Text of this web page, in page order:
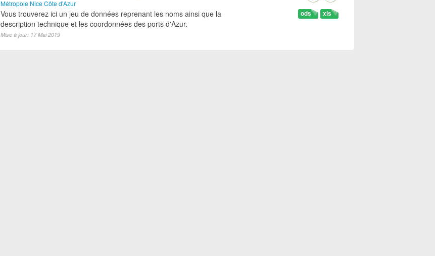
Métropole Nice Côte d'Azur
xls
ods
Vous trouverez ici un jeu de données reprenant les noms ainsi que la
description technique et les coordonnées des ports d'Azur.
Mise à jour: 17 Mai 2019